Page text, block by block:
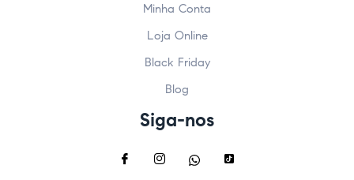
Minha Conta
Loja Online
Black Friday
Blog
Siga-nos